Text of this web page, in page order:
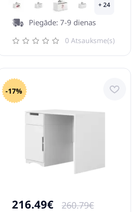
+ 24
Piegāde: 7-9 dienas
0 Atsauksme(s)
-17%
216.49€
260.79€